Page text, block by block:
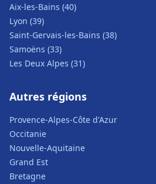
Aix-les-Bains (40)
Lyon (39)
Saint-Gervais-les-Bains (38)
Samoëns (33)
Les Deux Alpes (31)
Autres régions
Provence-Alpes-Côte d'Azur
Occitanie
Nouvelle-Aquitaine
Grand Est
Bretagne